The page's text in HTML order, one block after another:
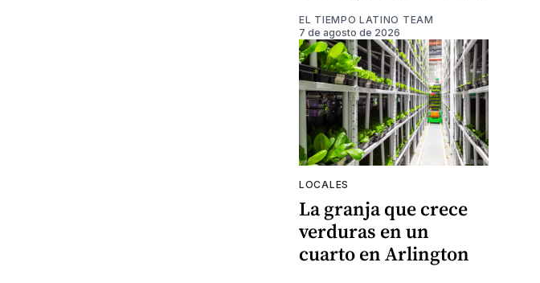
EL TIEMPO LATINO TEAM
7 de agosto de 2026
LOCALES
La granja que crece
verduras en un
cuarto en Arlington